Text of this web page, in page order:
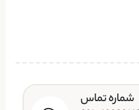
شماره تماس